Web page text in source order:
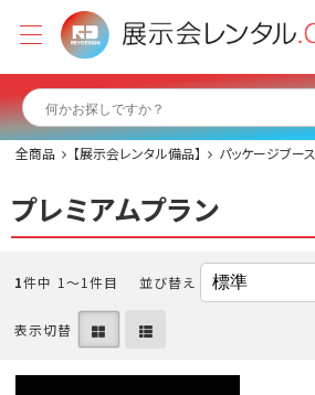
全商品 【展示会レンタル備品】 パッケージブース
プレミアムプラン
1件中 1〜1件目 並び替え
表示切替